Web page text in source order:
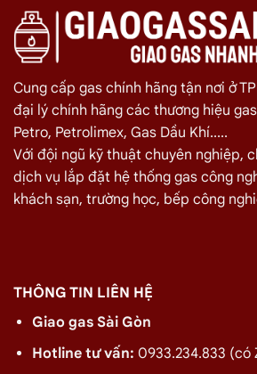
Cung cấp gas chính hãng tận nơi ở
đại lý chính hãng các thương hiệu
Petro, Petrolimex, Gas Dầu Khí.....
Với đội ngũ kỹ thuật chuyên nghiệp,
dịch vụ lắp đặt hệ thống gas công
khách sạn, trường học, bếp công
THÔNG TIN LIÊN HỆ
Giao gas Sài Gòn
Hotline tư vấn: 0933.234.833 (có